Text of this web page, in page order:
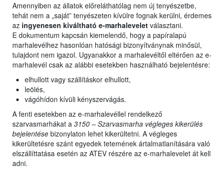
Amennyiben az állatok előreláthatólag nem új tenyészetbe,
tehát nem a „saját” tenyészeten kívülre fognak kerülni, érdemes
az ingyenesen kiváltható e-marhalevelet választani.
E dokumentum kapcsán kiemelendő, hogy a papíralapú
marhalevélhez hasonlóan hatósági bizonyítványnak minősül,
tulajdont nem igazol. Ugyanakkor a marhalevéltől eltérően az e-
marhalevél csak az alábbi esetekben használható bejelentésre:
elhullott vagy szállításkor elhullott,
leölés,
vágóhídon kívüli kényszervágás.
A fenti esetekben az e-marhalevéllel rendelkező
szarvasmarhákat a 3150 – Szarvasmarha végleges kikerülés
bejelentése bizonylaton lehet kikerültetni. A végleges
kikerültetésre szánt egyedek tetemének ártalmatlanítására való
elszállíttatása esetén az ATEV részére az e-marhalevelet át kell
adni.